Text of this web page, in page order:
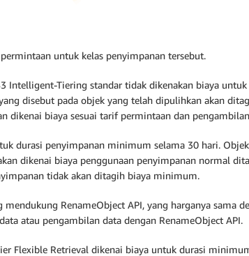
untuk kelas penyimpanan tersebut.
Tiering standar tidak dikenakan biaya
disebut pada objek yang telah dipulihkan akan
dikenai biaya sesuai tarif permintaan dan
durasi penyimpanan minimum selama 30 hari.
dikenai biaya penggunaan penyimpanan normal
tidak akan ditagih biaya minimum.
RenameObject API, yang harganya sama
atau pengambilan data dengan RenameObject API.
Flexible Retrieval dikenai biaya untuk durasi